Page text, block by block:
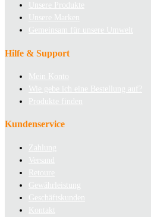
Unsere Produkte
Unsere Marken
Gemeinsam für unsere Umwelt
Hilfe & Support
Mein Konto
Wie gebe ich eine Bestellung auf?
Produkte finden
Kundenservice
Zahlung
Versand
Retoure
Gewährleistung
Geschäftskunden
Kontakt